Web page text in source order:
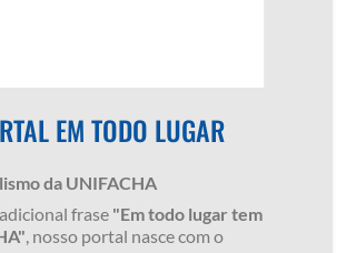
EM TODO LUGAR
da UNIFACHA
frase "Em todo lugar tem
, nosso portal nasce com o